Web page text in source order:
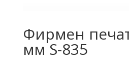
Фирмен
мм S-835